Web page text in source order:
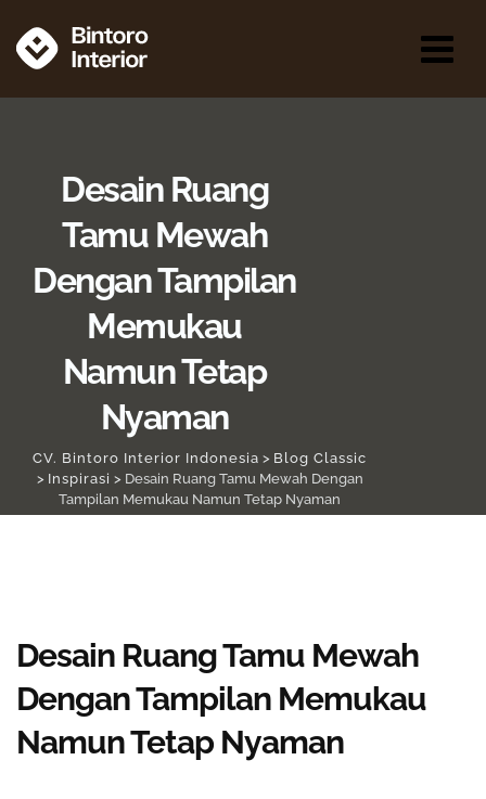
Desain Ruang
Tamu Mewah
Dengan Tampilan
Memukau
Namun Tetap
Nyaman
CV. Bintoro Interior Indonesia > Blog Classic
> Inspirasi > Desain Ruang Tamu Mewah Dengan
Tampilan Memukau Namun Tetap Nyaman
Desain Ruang Tamu Mewah
Dengan Tampilan Memukau
Namun Tetap Nyaman